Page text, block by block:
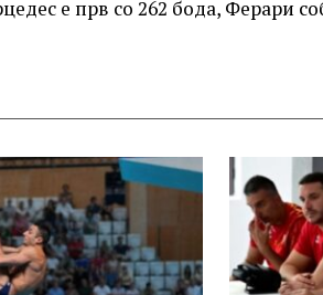
е прв со 262 бода, Ферари